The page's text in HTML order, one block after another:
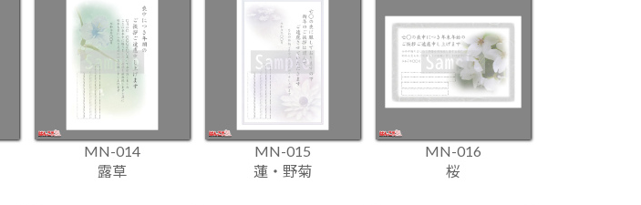
MN-014
露草
MN-015
蓮・野菊
MN-016
桜